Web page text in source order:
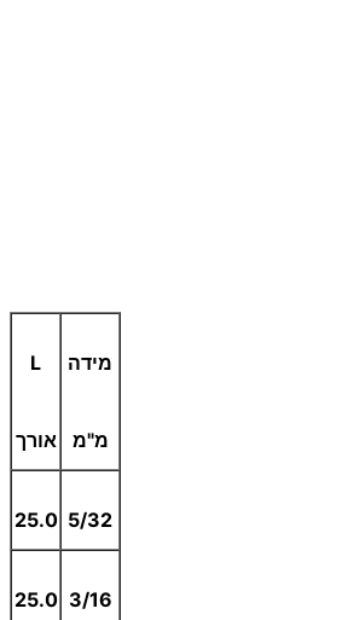
מידה
מ"מ
L
אורך
5/32
25.0
3/16
25.0